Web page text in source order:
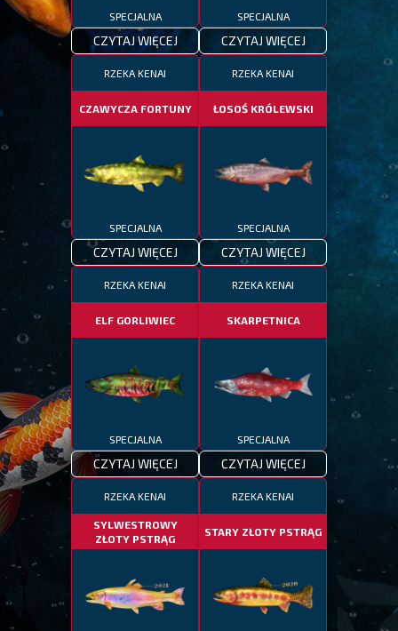
SPECJALNA
CZYTAJ WIĘCEJ
SPECJALNA
CZYTAJ WIĘCEJ
RZEKA KENAI
CZAWYCZA FORTUNY
SPECJALNA
CZYTAJ WIĘCEJ
RZEKA KENAI
ŁOSOŚ KRÓLEWSKI
SPECJALNA
CZYTAJ WIĘCEJ
RZEKA KENAI
ELF GORLIWIEC
SPECJALNA
CZYTAJ WIĘCEJ
RZEKA KENAI
SKARPETNICA
SPECJALNA
CZYTAJ WIĘCEJ
RZEKA KENAI
SYLWESTROWY
ZŁOTY PSTRĄG
RZEKA KENAI
STARY ZŁOTY PSTRĄG